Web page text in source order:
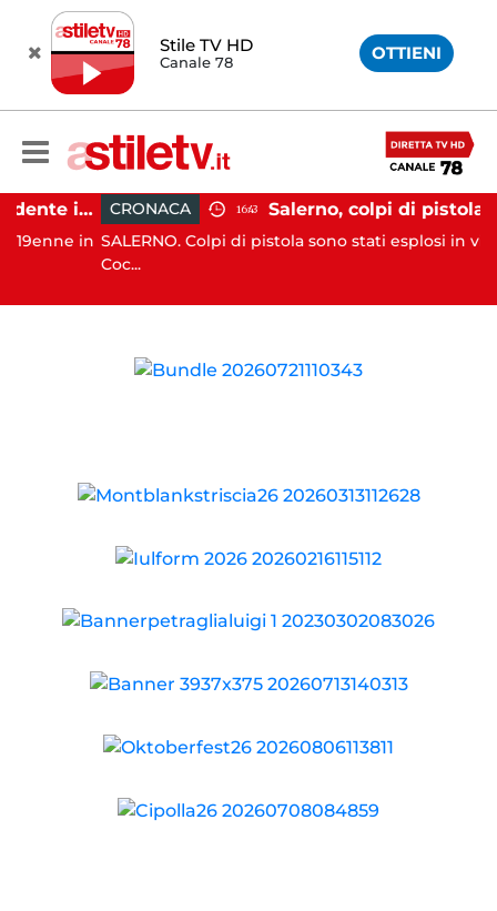
Stile TV HD
Canale 78 OTTIENI
Altavilla Silentina, incidente in moto nella notte: 19enne in prognosi riservata
in
CRONACA 16:43
SALERNO. Colpi di pistola sono stati esplosi in via
Coc...